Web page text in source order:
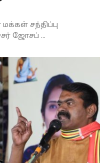
சந்திப்பு
ஜோசப் ...